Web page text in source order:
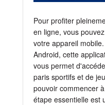
Pour profiter
en ligne, vous pouvez
votre appareil
Android, cette
vous permet
paris sportifs et de
pouvoir commencer
étape essentielle est